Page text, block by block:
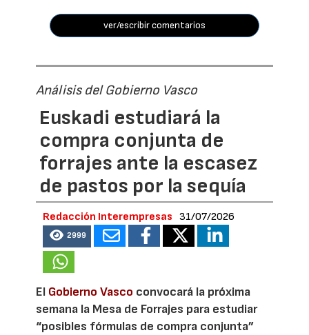
ver/escribir comentarios
Análisis del Gobierno Vasco
Euskadi estudiará la
compra conjunta de
forrajes ante la escasez
de pastos por la sequía
Redacción Interempresas 31/07/2026
2999
El Gobierno Vasco convocará la próxima
semana la Mesa de Forrajes para estudiar
“posibles fórmulas de compra conjunta”